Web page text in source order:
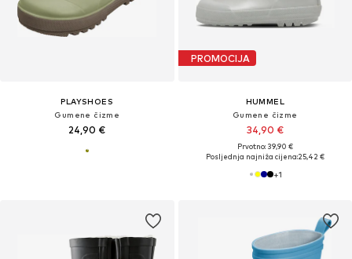
PLAYSHOES
Gumene čizme
24,90 €
PROMOCIJA
HUMMEL
Gumene čizme
34,90 €
Prvotno: 39,90 €
Posljednja najniža cijena:25,42 €
+1